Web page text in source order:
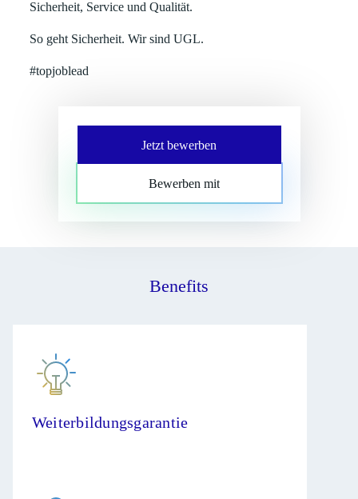
Sicherheit, Service und Qualität.
So geht Sicherheit. Wir sind UGL.
#topjoblead
Jetzt bewerben
Bewerben mit
Benefits
Weiterbildungsgarantie